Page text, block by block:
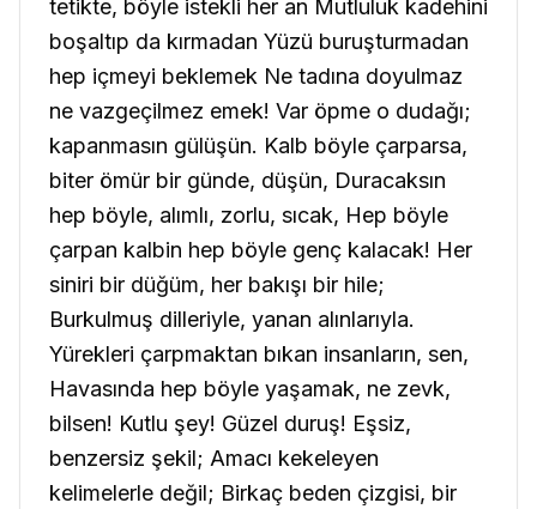
tetikte, böyle istekli her an Mutluluk kadehini
boşaltıp da kırmadan Yüzü buruşturmadan
hep içmeyi beklemek Ne tadına doyulmaz
ne vazgeçilmez emek! Var öpme o dudağı;
kapanmasın gülüşün. Kalb böyle çarparsa,
biter ömür bir günde, düşün, Duracaksın
hep böyle, alımlı, zorlu, sıcak, Hep böyle
çarpan kalbin hep böyle genç kalacak! Her
siniri bir düğüm, her bakışı bir hile;
Burkulmuş dilleriyle, yanan alınlarıyla.
Yürekleri çarpmaktan bıkan insanların, sen,
Havasında hep böyle yaşamak, ne zevk,
bilsen! Kutlu şey! Güzel duruş! Eşsiz,
benzersiz şekil; Amacı kekeleyen
kelimelerle değil; Birkaç beden çizgisi, bir